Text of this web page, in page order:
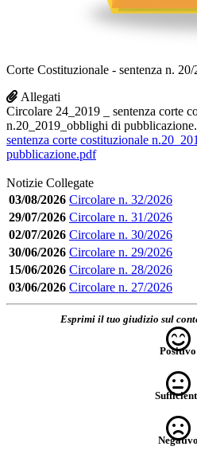
Corte Costituzionale - sentenza n. 20/
Allegati
Circolare 24_2019 _ sentenza corte
n.20_2019_obblighi di
sentenza corte costituzionale
pubblicazione.pdf
Notizie Collegate
03/08/2026 Circolare n. 32/2026
29/07/2026 Circolare n. 31/2026
02/07/2026 Circolare n. 30/2026
30/06/2026 Circolare n. 29/2026
15/06/2026 Circolare n. 28/2026
03/06/2026 Circolare n. 27/2026
Esprimi il tuo giudizio sul
Positivo
Negativo